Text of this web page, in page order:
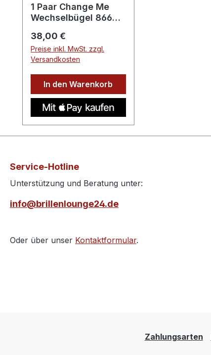
1 Paar Change Me
Wechselbügel 8664-
Regulärer Preis:
38,00 €
Preise inkl. MwSt. zzgl.
Versandkosten
In den Warenkorb
Service-Hotline
Unterstützung und Beratung unter:
info@brillenlounge24.de
Oder über unser Kontaktformular.
Zahlungsarten